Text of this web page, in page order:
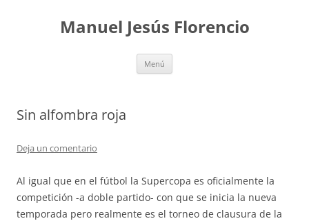
contenidoManuel Jesús Florencio
Menú
Sin alfombra roja
Deja un comentario
Al igual que en el fútbol la Supercopa es oficialmente la
competición -a doble partido- con que se inicia la nueva
temporada pero realmente es el torneo de clausura de la